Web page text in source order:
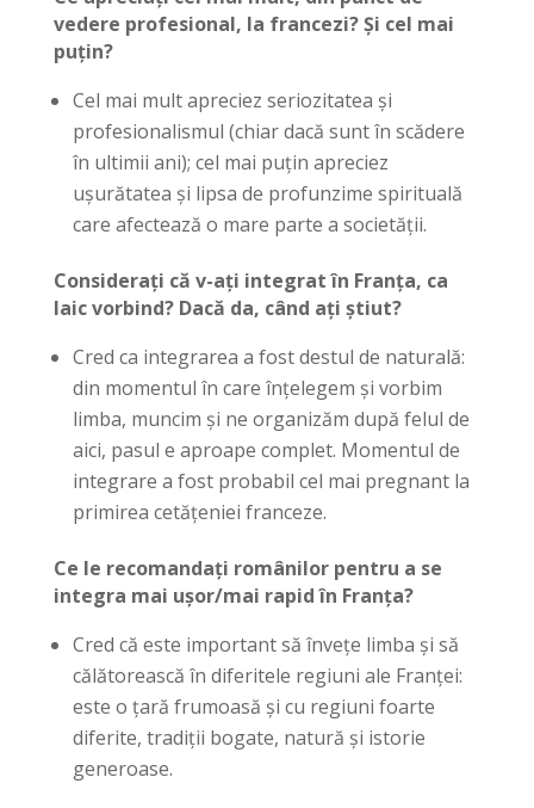
vedere profesional, la francezi? Și cel mai
puțin?
Cel mai mult apreciez seriozitatea și
profesionalismul (chiar dacă sunt în scădere
în ultimii ani); cel mai puțin apreciez
ușurătatea și lipsa de profunzime spirituală
care afectează o mare parte a societății.
Considerați că v-ați integrat în Franța, ca
laic vorbind? Dacă da, când ați știut?
Cred ca integrarea a fost destul de naturală:
din momentul în care înțelegem și vorbim
limba, muncim și ne organizăm după felul de
aici, pasul e aproape complet. Momentul de
integrare a fost probabil cel mai pregnant la
primirea cetățeniei franceze.
Ce le recomandați românilor pentru a se
integra mai ușor/mai rapid în Franța?
Cred că este important să învețe limba și să
călătorească în diferitele regiuni ale Franței:
este o țară frumoasă și cu regiuni foarte
diferite, tradiții bogate, natură și istorie
generoase.